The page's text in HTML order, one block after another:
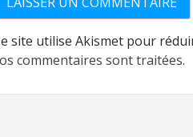
site utilise Akismet pour
commentaires sont traitées.